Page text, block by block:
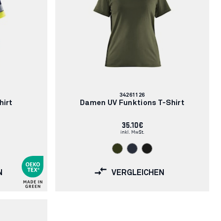
Artikelnummer:
34261126
Damen UV Funktions T-Shirt
35.10€
inkl. MwSt.
VERGLEICHEN